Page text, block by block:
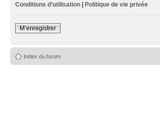
Conditions d’utilisation | Politique de vie privée
M’enregistrer
Index du forum